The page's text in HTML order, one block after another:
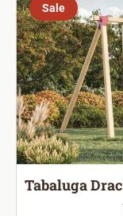
Sale
Tabaluga